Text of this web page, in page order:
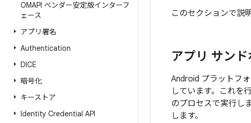
OMAPI ベンダー安定版インターフ
ェース
アプリ署名
Authentication
DICE
暗号化
キーストア
Identity Credential API
このセクションで説
アプリ サン
Android プラットフ
しています。これを
のプロセスで実行し
します。